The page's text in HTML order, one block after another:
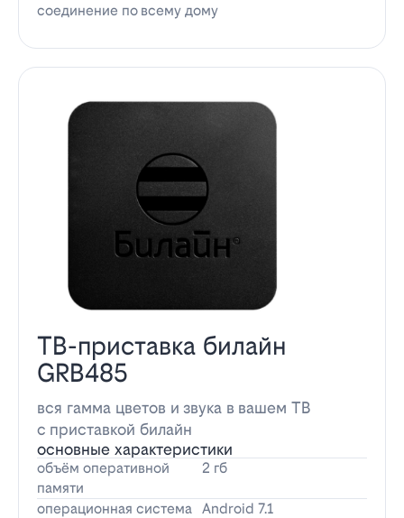
соединение по всему дому
ТВ-приставка билайн
GRB485
вся гамма цветов и звука в вашем ТВ
с приставкой билайн
основные характеристики
объём оперативной
памяти
2 гб
операционная система Android 7.1